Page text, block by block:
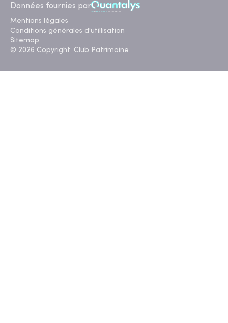
Données fournies par
Mentions légales
Conditions générales d'utillisation
Sitemap
© 2026 Copyright. Club Patrimoine